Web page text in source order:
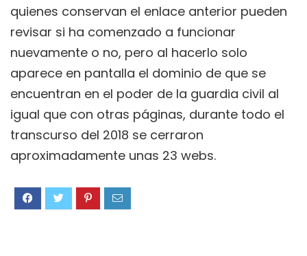
quienes conservan el enlace anterior pueden
revisar si ha comenzado a funcionar
nuevamente o no, pero al hacerlo solo
aparece en pantalla el dominio de que se
encuentran en el poder de la guardia civil al
igual que con otras páginas, durante todo el
transcurso del 2018 se cerraron
aproximadamente unas 23 webs.